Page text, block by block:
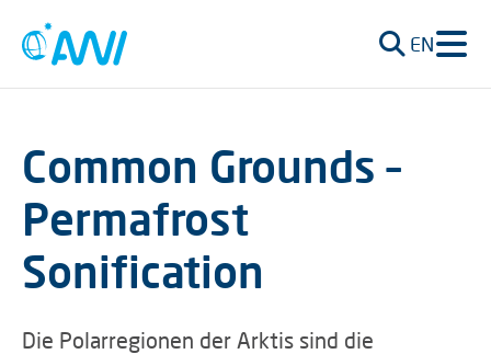
EN
Common Grounds –
Permafrost
Sonification
Die Polarregionen der Arktis sind die